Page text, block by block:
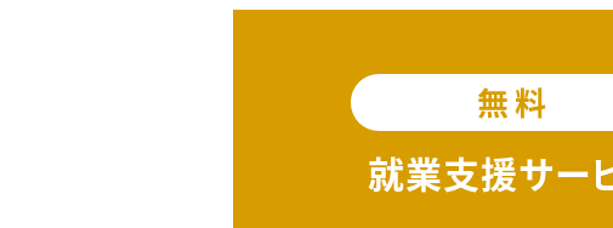
無料
就業支援サー